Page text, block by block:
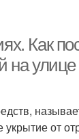
Как
укрытие от